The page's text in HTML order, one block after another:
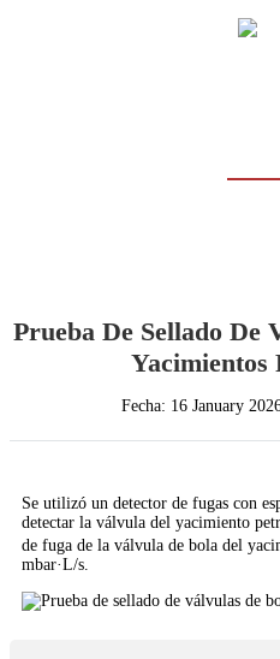
Prueba De Sellado De
Yacimientos
Fecha: 16 January
Se utilizó un detector de fugas con
detectar la válvula del yacimiento
de fuga de la válvula de bola del
mbar·L/s.